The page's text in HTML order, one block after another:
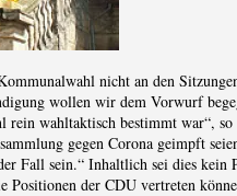
nicht an den
wollen wir dem Vorwurf
rein wahltaktisch bestimmt war“,
gegen Corona geimpft
Fall sein.“ Inhaltlich sei dies
Positionen der CDU vertreten